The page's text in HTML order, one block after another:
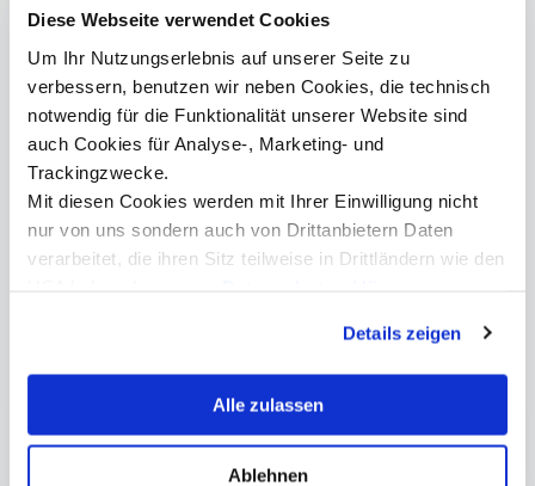
Diese Webseite verwendet Cookies
Um Ihr Nutzungserlebnis auf unserer Seite zu
verbessern, benutzen wir neben Cookies, die technisch
notwendig für die Funktionalität unserer Website sind
auch Cookies für Analyse-, Marketing- und
Trackingzwecke.
Mit diesen Cookies werden mit Ihrer Einwilligung nicht
nur von uns sondern auch von Drittanbietern Daten
verarbeitet, die ihren Sitz teilweise in Drittländern wie den
erklären Ihnen genau, was eine Datenübermittlung in die
USA bedeuten kann.
Details zeigen
Alle zulassen
Ablehnen
Kontakt
Weitere Informationen
Deutscher Freundeskreis der Universitäten in